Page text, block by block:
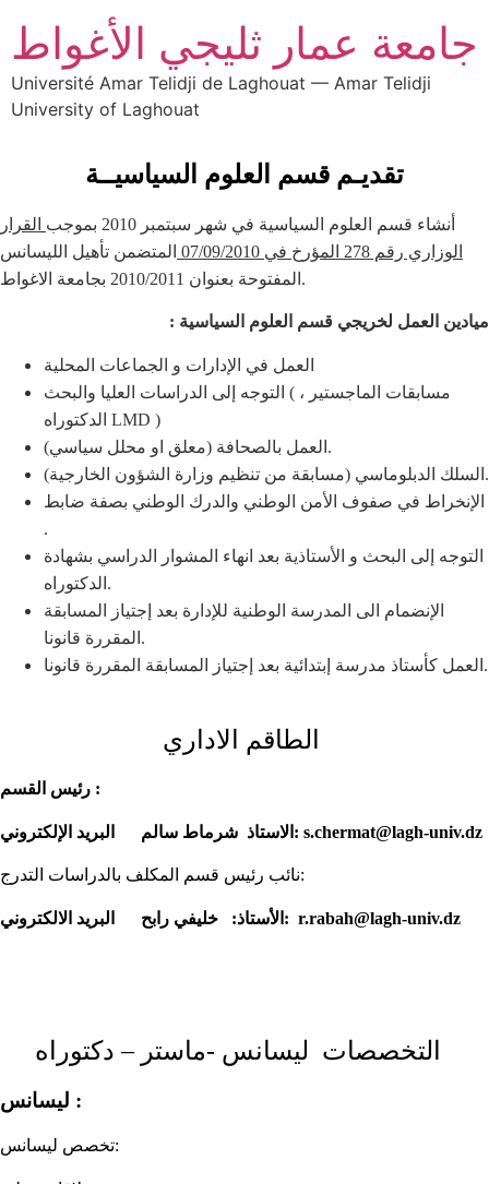
جامعة عمار ثليجي الأغواط
Université Amar Telidji de Laghouat — Amar Telidji
University of Laghouat
تقديـم قسم العلوم السياسيــة
أنشاء قسم العلوم السياسية في شهر سبتمبر 2010 بموجب
القرار
الوزاري رقم 278 المؤرخ في 07/09/2010
المتضمن تأهيل الليسانس
المفتوحة بعنوان 2010/2011 بجامعة الاغواط.
ميادين العمل لخريجي قسم العلوم السياسية :
التوجه إلى الدراسات العليا والبحث ( مسابقات الماجستير ،
الدكتوراه LMD )
العمل بالصحافة (معلق او محلل سياسي).
السلك الدبلوماسي (مسابقة من تنظيم وزارة الشؤون الخارجية).
الإنخراط في صفوف الأمن الوطني والدرك الوطني بصفة ضابط
.
التوجه إلى البحث و الأستاذية بعد انهاء المشوار الدراسي بشهادة
الدكتوراه.
الإنضمام الى المدرسة الوطنية للإدارة بعد إجتياز المسابقة
المقررة قانونا.
العمل كأستاذ مدرسة إبتدائية بعد إجتياز المسابقة المقررة قانونا.
ر ئيس القسم :
لاستاذ شرماط سالم البريد الإلكتروني: s.chermat@lagh-univ.dz
نائب رئيس قسم المكلف بالدراسات التدرج:
لأستاذ: خليفي رابح البريد الالكتروني: r.rabah@lagh-univ.dz
ليسانس :
تخصص ليسانس: